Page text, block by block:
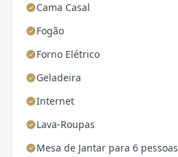
Cama Casal
Fogão
Forno Elétrico
Geladeira
Internet
Lava-Roupas
Mesa de Jantar para 6 pessoas